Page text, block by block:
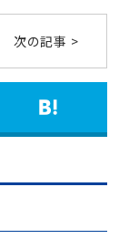
次の記事 >